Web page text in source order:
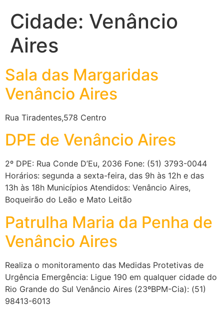
Cidade: Venâncio
Aires
Sala das Margaridas
Venâncio Aires
Rua Tiradentes,578 Centro
DPE de Venâncio Aires
2º DPE: Rua Conde D’Eu, 2036 Fone: (51) 3793-0044
Horários: segunda a sexta-feira, das 9h às 12h e das
13h às 18h Municípios Atendidos: Venâncio Aires,
Boqueirão do Leão e Mato Leitão
Patrulha Maria da Penha de
Venâncio Aires
Realiza o monitoramento das Medidas Protetivas de
Urgência Emergência: Ligue 190 em qualquer cidade do
Rio Grande do Sul Venâncio Aires (23ºBPM-Cia): (51)
98413-6013